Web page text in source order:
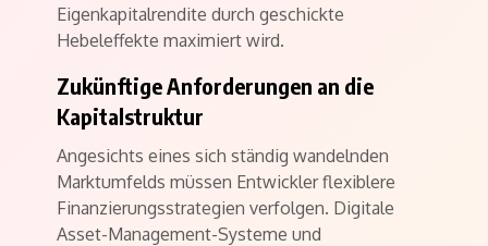
Eigenkapitalrendite durch geschickte
Hebeleffekte maximiert wird.
Zukünftige Anforderungen an die
Kapitalstruktur
Angesichts eines sich ständig wandelnden
Marktumfelds müssen Entwickler flexiblere
Finanzierungsstrategien verfolgen. Digitale
Asset-Management-Systeme und